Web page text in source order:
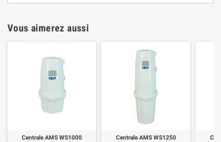
Vous aimerez aussi
Centrale AMS WS1000 Centrale AMS WS1250